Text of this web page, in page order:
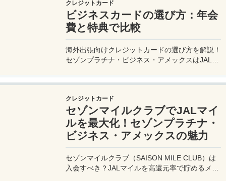
クレジットカード
ビジネスカードの選び方：年会
費と特典で比較
海外出張向けクレジットカードの選び方を解説！
セゾンプラチナ・ビジネス・アメックスはJALマ
クレジットカード
セゾンマイルクラブでJALマイ
ルを最大化！セゾンプラチナ・
ビジネス・アメックスの魅力
セゾンマイルクラブ（SAISON MILE CLUB）は
入会すべき？JALマイルを高還元率で貯めるメリ